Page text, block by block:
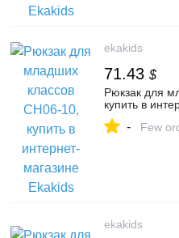
ekakids
71.43 $
Рюкзак для
купить в
- Few
ekakids